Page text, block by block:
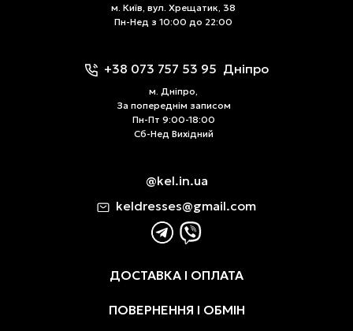
м. Київ, вул. Хрещатик, 38
Пн-Нед з 10:00 до 22:00
+38 073 757 53 95 Дніпро
м. Дніпро,
За попереднім записом
Пн-Пт 9:00-18:00
Сб-Нед Вихідний
@kel.in.ua
keldresses@gmail.com
ДОСТАВКА І ОПЛАТА
ПОВЕРНЕННЯ І ОБМІН